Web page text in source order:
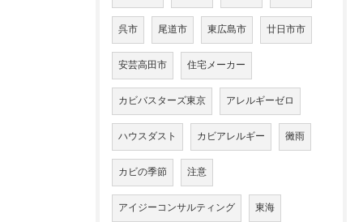
呉市 尾道市 東広島市 廿日市市
安芸高田市 住宅メーカー
カビバスターズ東京 アレルギーゼロ
ハウスダスト カビアレルギー 黴雨
カビの季節 注意
アイジーコンサルティング 東海